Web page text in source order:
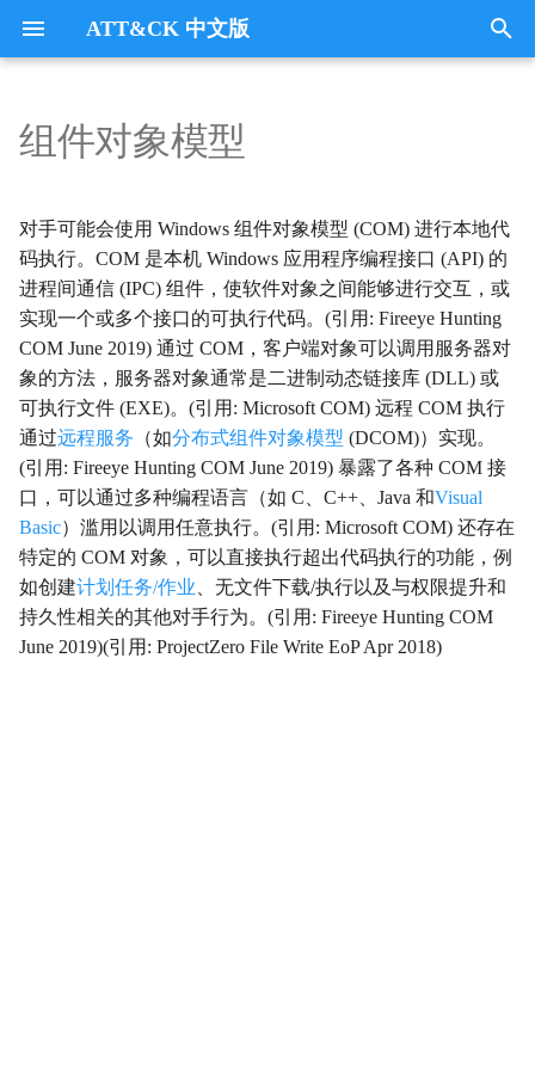
ATT&CK 中文版
入
始
搜
Tactics
CommandandControl
CredentialAccess
DefenseEvasion
Discovery
Execution
Exfiltration
Impact
InitialAccess
收集
指挥与控制
凭证访问
防御逃避
发现
执行
数据外传
影响
初始访问
组件对象模型
对手可能会使用 Windows 组件对象模型 (COM) 进行本地代
码执行。COM 是本机 Windows 应用程序编程接口 (API) 的
进程间通信 (IPC) 组件，使软件对象之间能够进行交互，或
实现一个或多个接口的可执行代码。(引用: Fireeye Hunting
COM June 2019) 通过 COM，客户端对象可以调用服务器对
象的方法，服务器对象通常是二进制动态链接库 (DLL) 或
可执行文件 (EXE)。(引用: Microsoft COM) 远程 COM 执行
通过远程服务 （如分布式组件对象模型 (DCOM)）实现。
(引用: Fireeye Hunting COM June 2019) 暴露了各种 COM 接
口，可以通过多种编程语言（如 C、C++、Java 和Visual
Basic）滥用以调用任意执行。(引用: Microsoft COM) 还存在
特定的 COM 对象，可以直接执行超出代码执行的功能，例
如创建计划任务/作业 、无文件下载/执行以及与权限提升和
持久性相关的其他对手行为。(引用: Fireeye Hunting COM
June 2019)(引用: ProjectZero File Write EoP Apr 2018)